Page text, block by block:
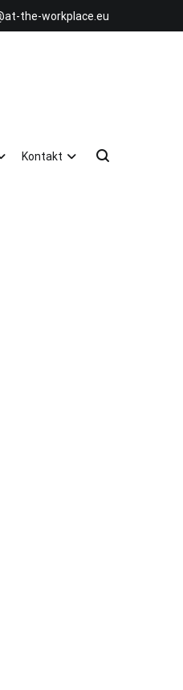
the-workplace.eu
Kontakt